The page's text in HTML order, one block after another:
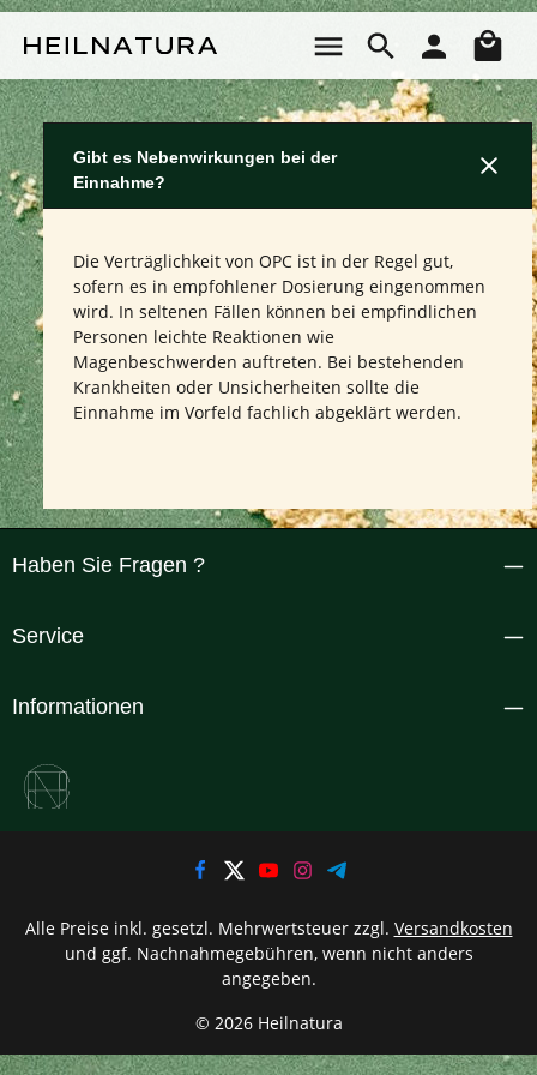
Gibt es Nebenwirkungen bei der
Einnahme?
Die Verträglichkeit von OPC ist in der Regel gut,
sofern es in empfohlener Dosierung eingenommen
wird. In seltenen Fällen können bei empfindlichen
Personen leichte Reaktionen wie
Magenbeschwerden auftreten. Bei bestehenden
Krankheiten oder Unsicherheiten sollte die
Einnahme im Vorfeld fachlich abgeklärt werden.
Haben Sie Fragen ?
Service
Informationen
© 2026 Heilnatura
Alle Preise inkl. gesetzl. Mehrwertsteuer zzgl. Versandkosten
und ggf. Nachnahmegebühren, wenn nicht anders
angegeben.